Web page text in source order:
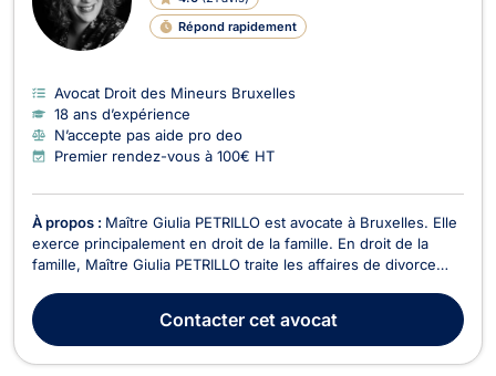
Répond rapidement
Avocat Droit des Mineurs Bruxelles
18 ans d’expérience
N’accepte pas aide pro deo
Premier rendez-vous à 100€ HT
À propos : Maître Giulia PETRILLO est avocate à Bruxelles. Elle
exerce principalement en droit de la famille. En droit de la
famille, Maître Giulia PETRILLO traite les affaires de divorce
liées à la cohabitation légale ou de fait. Elle vous conseille sur
les problèmes cons...Contactercet avocat